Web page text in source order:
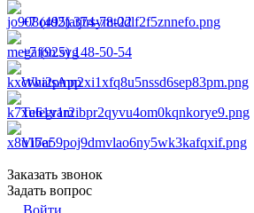
+7 (495) 374-78-22
+7 (925) 148-50-54
WhatsApp
Telegram
Viber
Заказать звонок
Задать вопрос
Войти